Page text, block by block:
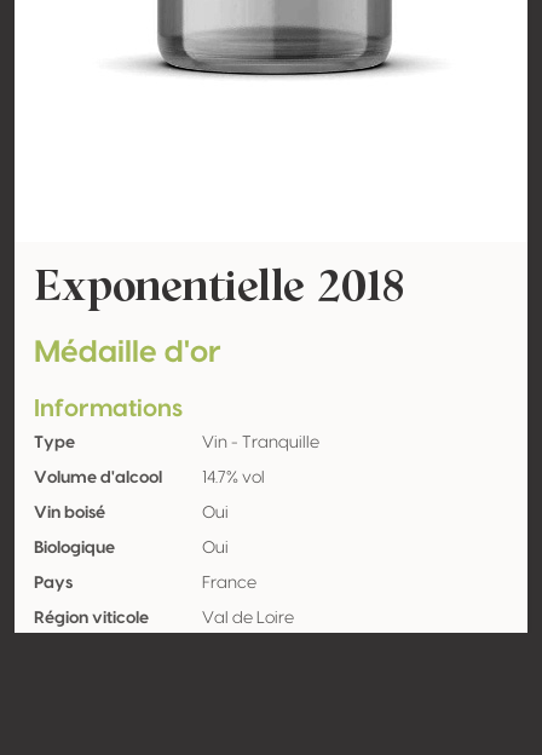
Exponentielle 2018
Médaille d'or
Informations
Type Vin - Tranquille
Volume d'alcool 14.7% vol
Vin boisé Oui
Biologique Oui
Pays France
Région viticole Val de Loire